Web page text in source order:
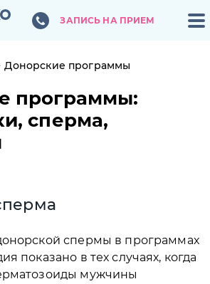
ЗАПИСЬ НА ПРИЕМ
ЗАПИСЬ НА ПРИЕМ
Донорские программы
программы:
сперма,
спермы в программах
показано в тех случаях, когда
мужчины